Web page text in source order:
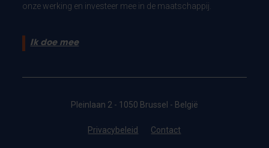
onze werking en investeer mee in de maatschappij.
Ik doe mee
Pleinlaan 2 - 1050 Brussel - België
Privacybeleid Contact